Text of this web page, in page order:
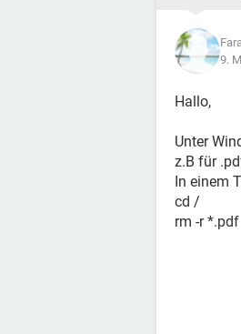
9.
Hallo,
Unter
z.B für
In einem
cd /
rm -r *.pdf